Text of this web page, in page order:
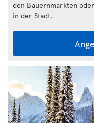
den Bauernmärkten
in der Stadt.